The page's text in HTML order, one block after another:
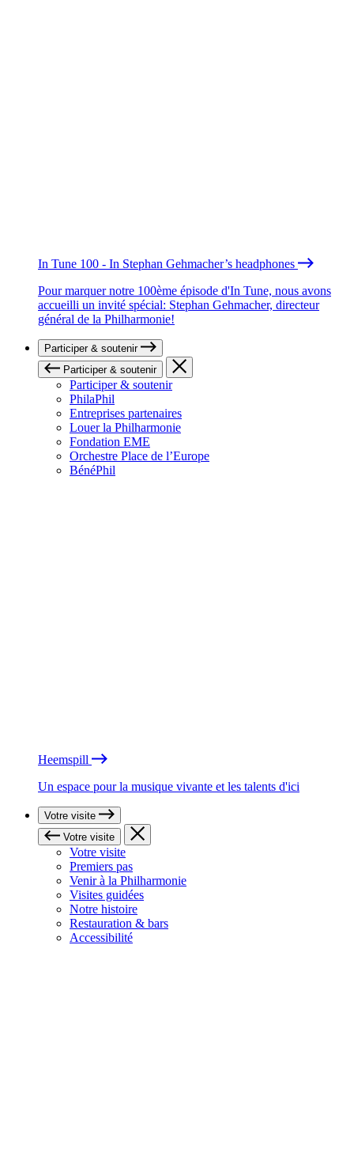
In Tune 100 - In Stephan Gehmacher’s headphones
Pour marquer notre 100ème épisode d'In Tune, nous avons
accueilli un invité spécial: Stephan Gehmacher, directeur
général de la Philharmonie!
Participer & soutenir
Participer & soutenir
Participer & soutenir
PhilaPhil
Entreprises partenaires
Louer la Philharmonie
Fondation EME
Orchestre Place de l’Europe
BénéPhil
Heemspill
Un espace pour la musique vivante et les talents d'ici
Votre visite
Votre visite
Votre visite
Premiers pas
Venir à la Philharmonie
Visites guidées
Notre histoire
Restauration & bars
Accessibilité